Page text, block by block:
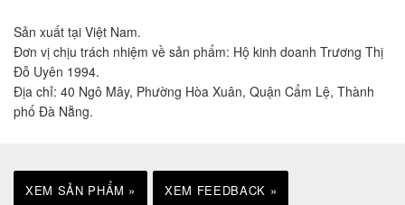
Sản xuất tại Việt Nam.
Đơn vị chịu trách nhiệm về sản phẩm: Hộ kinh doanh Trương Thị
Đỗ Uyên 1994.
Địa chỉ: 40 Ngô Mây, Phường Hòa Xuân, Quận Cẩm Lệ, Thành
phố Đà Nẵng.
XEM SẢN PHẨM » XEM FEEDBACK »